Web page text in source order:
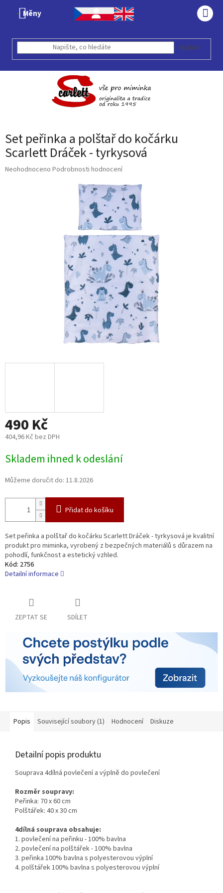
Měny
HLEDAT
Set peřinka a polštař do kočárku
Scarlett Dráček - tyrkysová
Průměrné
Neohodnoceno Podrobnosti hodnocení
490 Kč
404,96 Kč bez DPH
cena:
Skladem ihned k odeslání
Můžeme doručit do: 11.8.2026
Přidat do košíku
Set peřinka a polštař do kočárku Scarlett Dráček - tyrkysová je kvalitní
produkt pro miminka, vyrobený z bezpečných materiálů s důrazem na
pohodlí, funkčnost a estetický vzhled.
Kód: 2756
Detailní informace
ZEPTAT SE SDÍLET
Popis Související soubory (1) Hodnocení Diskuze
Detailní popis produktu
Souprava 4dílná povlečení a výplně do povlečení
Rozměr soupravy:
Peřinka: 70 x 60 cm
Polštářek: 40 x 30 cm
4dílná souprava obsahuje:
1. povlečení na peřinku - 100% bavlna
2. povlečení na polštářek - 100% bavlna
3. peřinka 100% bavlna s polyesterovou výplní
4. polštářek 100% bavlna s polyesterovou výplní